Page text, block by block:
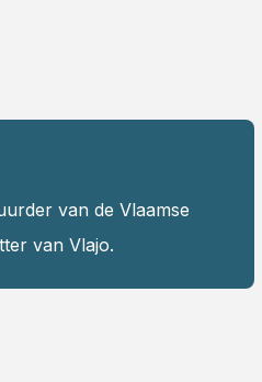
van de Vlaamse
van Vlajo.